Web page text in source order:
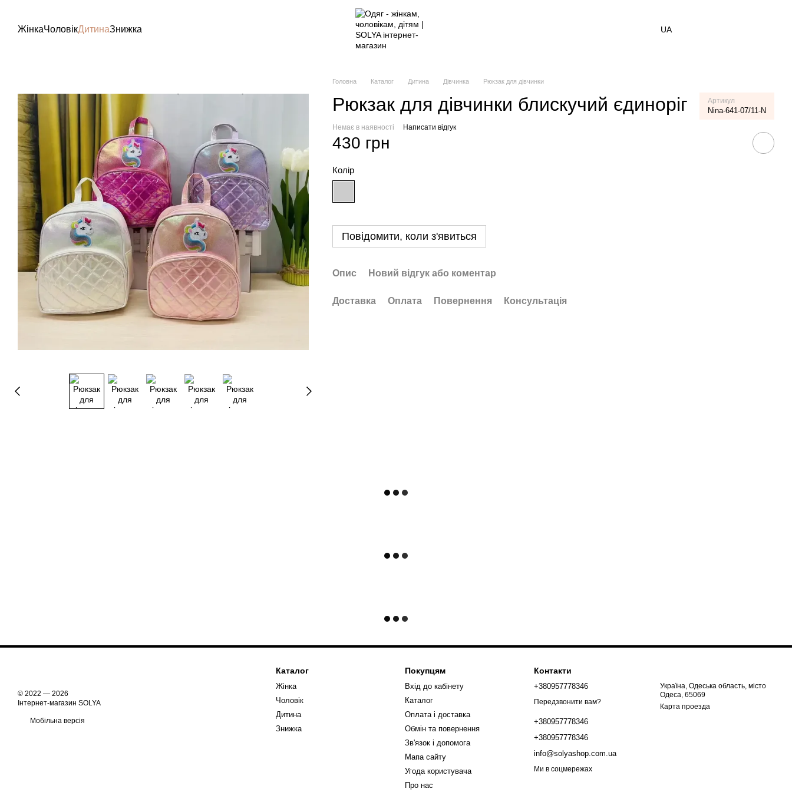
ЖінкаЧоловікДитинаЗнижка UA
Головна Каталог Дитина Дівчинка Рюкзак для дівчинки
Рюкзак для дівчинки блискучий єдиноріг Артикул
Nina-641-07/11-N
Немає в наявності Написати відгук
430 грн
Колір
Повідомити, коли з'явиться
Опис Новий відгук або коментар
Доставка Оплата Повернення Консультація
© 2022 — 2026
Інтернет-магазин SOLYA
Мобільна версія
Каталог
Жінка
Чоловік
Дитина
Знижка
Покупцям
Вхід до кабінету
Каталог
Оплата і доставка
Обмін та повернення
Зв'язок і допомога
Мапа сайту
Угода користувача
Про нас
Контакти
+380957778346
Передзвонити вам?
+380957778346
+380957778346
info@solyashop.com.ua
Україна, Одеська область, місто
Одеса, 65069
Карта проезда
Ми в соцмережах